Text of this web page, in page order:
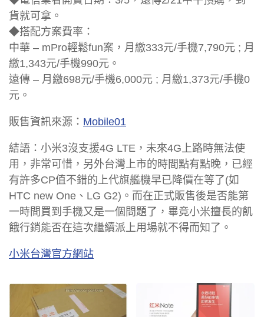
貨就可拿。
◆搭配方案費率：
中華 – mPro輕鬆fun案，月繳333元/手機7,790元 ; 月
繳1,343元/手機990元。
遠傳 – 月繳698元/手機6,000元 ; 月繳1,373元/手機0
元。
販售資訊來源： Mobile01
結語：小米3沒支援4G LTE，未來4G上路時無法使
用，非常可惜，另外台灣上市的時間點有點晚，已經
有許多CP值不錯的上代旗艦機早已降價在等了(如
HTC new One、LG G2)。而在正式販售後是否能第
一時間買到手機又是一個問題了，畢竟小米擅長的飢
餓行銷能否在這次繼續派上用場就不得而知了。
小米台灣官方網站